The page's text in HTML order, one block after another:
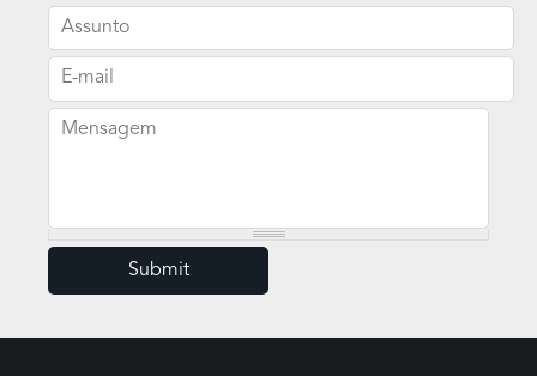
Assunto
E-mail
Mensagem